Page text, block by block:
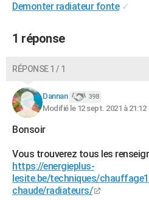
GUIDES D'ACHAT
BONS PLANS
Dictionnaire
Biographies
Citations
Expressions
Proverbes
PROGRAMME TV
COPAINS D'AVANT
S'inscrire
Se connecter
Lycées
Collèges
Primaires
Universités
Entreprises
Service militaire
Avis de recherche
AVIS DE DÉCÈS
FORUM
Demonter radiateur fonte ✓
1 réponse
RÉPONSE 1 / 1
Dannan 398
Modifié le 12 sept. 2021 à 21:12
Bonsoir
Vous trouverez tous les
https://energieplus-
lesite.be/techniques/
chaude/radiateurs/